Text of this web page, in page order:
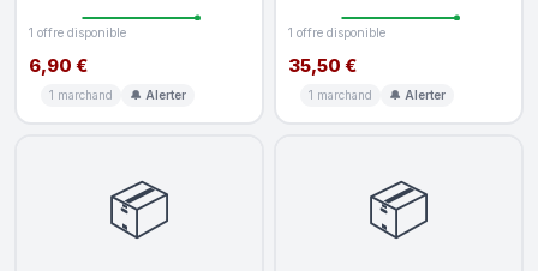
1 offre disponible
6,90 €
1 marchand 🔔 Alerter
1 offre disponible
35,50 €
1 marchand 🔔 Alerter
📦 📦